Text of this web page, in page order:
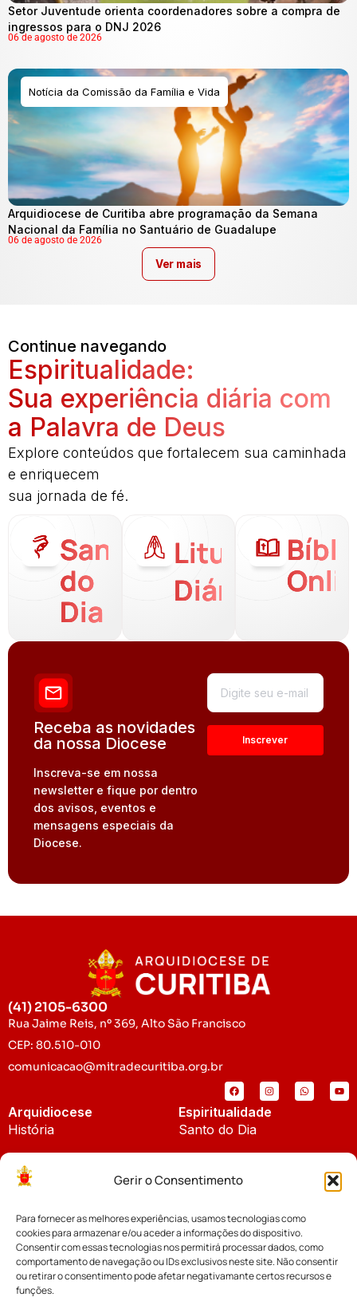
Gerir o Consentimento
Para fornecer as melhores experiências, usamos tecnologias como
cookies para armazenar e/ou aceder a informações do dispositivo.
Consentir com essas tecnologias nos permitirá processar dados, como
comportamento de navegação ou IDs exclusivos neste site. Não consentir
ou retirar o consentimento pode afetar negativamante certos recursos e
funções.
Setor Juventude orienta coordenadores sobre a compra de
ingressos para o DNJ 2026
06 de agosto de 2026
Notícia da Comissão da Família e Vida
Arquidiocese de Curitiba abre programação da Semana
Nacional da Família no Santuário de Guadalupe
06 de agosto de 2026
Ver mais
Continue navegando
Espiritualidade:
Sua experiência diária com
a Palavra de Deus
Explore conteúdos que fortalecem sua caminhada
e enriquecem
sua jornada de fé.
Santo
do
Dia
Liturgia
Diária
Receba as novidades
da nossa Diocese
Inscreva-se em nossa
newsletter e fique por dentro
dos avisos, eventos e
mensagens especiais da
Diocese.
(41) 2105-6300
Rua Jaime Reis, nº 369, Alto São Francisco
CEP: 80.510-010
comunicacao@mitradecuritiba.org.br
Arquidiocese
História
Padroeira
Espiritualidade
Santo do Dia
Notícias
Notícias da Arquidiocese
Notícias Cáritas
Cúria Diocesana
Fundo Diocesano